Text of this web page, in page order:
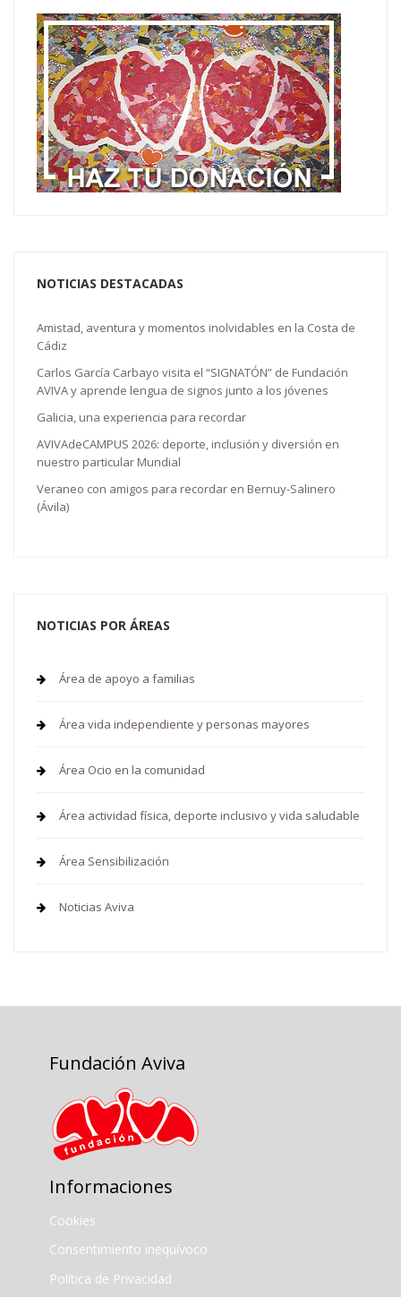
NOTICIAS DESTACADAS
Amistad, aventura y momentos inolvidables en la Costa de
Cádiz
Carlos García Carbayo visita el “SIGNATÓN” de Fundación
AVIVA y aprende lengua de signos junto a los jóvenes
Galicia, una experiencia para recordar
AVIVAdeCAMPUS 2026: deporte, inclusión y diversión en
nuestro particular Mundial
Veraneo con amigos para recordar en Bernuy-Salinero
(Ávila)
NOTICIAS POR ÁREAS
Área de apoyo a familias
Área vida independiente y personas mayores
Área Ocio en la comunidad
Área actividad física, deporte inclusivo y vida saludable
Área Sensibilización
Noticias Aviva
Fundación Aviva
Informaciones
Cookies
Consentimiento inequívoco
Política de Privacidad